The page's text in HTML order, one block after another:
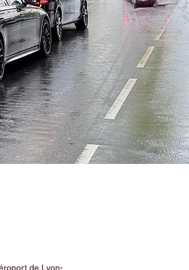
de Lyon-